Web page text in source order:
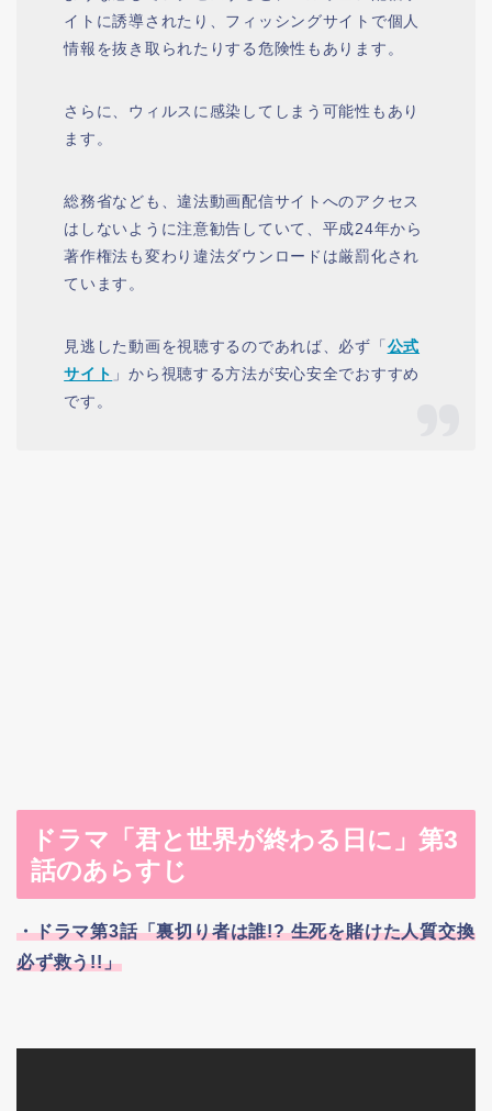
イトに誘導されたり、フィッシングサイトで個人
情報を抜き取られたりする危険性もあります。
さらに、 ウィルスに感染してしまう可能性もあり
ます。
総務省なども、違法動画配信サイトへのアクセス
はしないように注意勧告していて、平成24年から
著作権法も変わり違法ダウンロードは厳罰化され
ています。
見逃した動画を視聴するのであれば、必ず「 公式
サイト 」から視聴する方法が安心安全でおすすめ
です。
ドラマ「君と世界が終わる日に」第3
話のあらすじ
・ドラマ第3話「裏切り者は誰!? 生死を賭けた人質交換
必ず救う!!」